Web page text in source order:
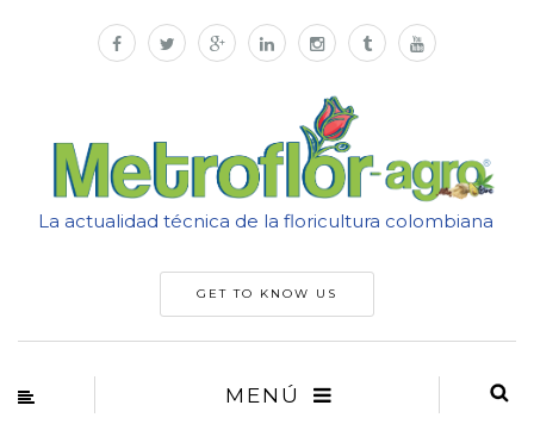
La actualidad técnica de la floricultura colombiana
GET TO KNOW US
MENÚ